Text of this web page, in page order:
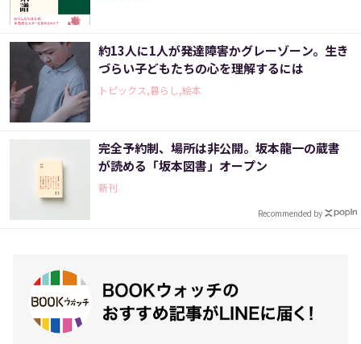
約13人に1人が発達障害かグレーゾーン。生き
づらい子どもたちの心を理解するには
トピックス,暮らし,絵本
完全予約制、場所は非公開。坂本龍一の蔵書
が読める「坂本図書」オープン
新刊
Recommended by